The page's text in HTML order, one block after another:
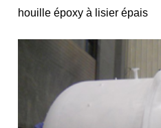
houille époxy à lisier épais